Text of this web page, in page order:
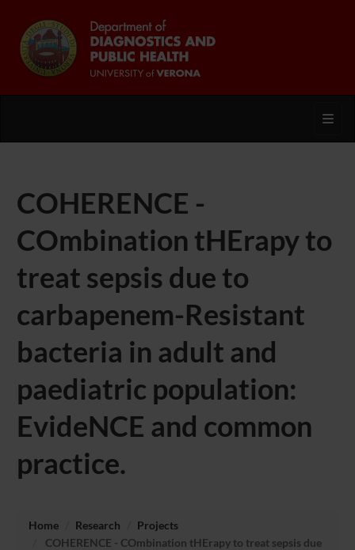
COHERENCE -
COmbination tHErapy to
treat sepsis due to
carbapenem-Resistant
bacteria in adult and
paediatric population:
EvideNCE and common
practice.
Home Research
Projects
COHERENCE - COmbination tHErapy to treat sepsis due